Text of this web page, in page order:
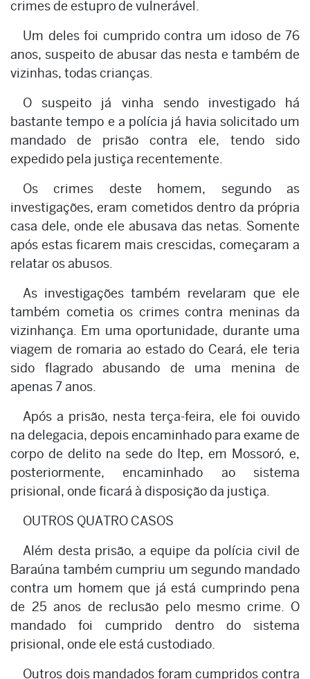
crimes de estupro de vulnerável.
Um deles foi cumprido contra um idoso de 76
anos, suspeito de abusar das nesta e também de
vizinhas, todas crianças.
O suspeito já vinha sendo investigado há
bastante tempo e a polícia já havia solicitado um
mandado de prisão contra ele, tendo sido
expedido pela justiça recentemente.
Os crimes deste homem, segundo as
investigações, eram cometidos dentro da própria
casa dele, onde ele abusava das netas. Somente
após estas ficarem mais crescidas, começaram a
relatar os abusos.
As investigações também revelaram que ele
também cometia os crimes contra meninas da
vizinhança. Em uma oportunidade, durante uma
viagem de romaria ao estado do Ceará, ele teria
sido flagrado abusando de uma menina de
apenas 7 anos.
Após a prisão, nesta terça-feira, ele foi ouvido
na delegacia, depois encaminhado para exame de
corpo de delito na sede do Itep, em Mossoró, e,
posteriormente, encaminhado ao sistema
prisional, onde ficará à disposição da justiça.
OUTROS QUATRO CASOS
Além desta prisão, a equipe da polícia civil de
Baraúna também cumpriu um segundo mandado
contra um homem que já está cumprindo pena
de 25 anos de reclusão pelo mesmo crime. O
mandado foi cumprido dentro do sistema
prisional, onde ele está custodiado.
Outros dois mandados foram cumpridos contra